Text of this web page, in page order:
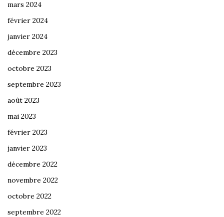
mars 2024
février 2024
janvier 2024
décembre 2023
octobre 2023
septembre 2023
août 2023
mai 2023
février 2023
janvier 2023
décembre 2022
novembre 2022
octobre 2022
septembre 2022